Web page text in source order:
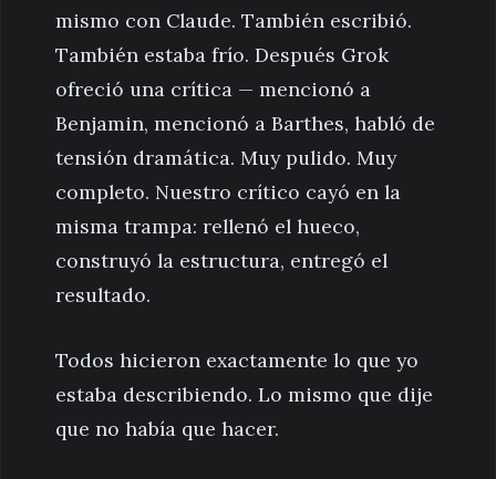
mismo con Claude. También escribió.
También estaba frío. Después Grok
ofreció una crítica — mencionó a
Benjamin, mencionó a Barthes, habló de
tensión dramática. Muy pulido. Muy
completo. Nuestro crítico cayó en la
misma trampa: rellenó el hueco,
construyó la estructura, entregó el
resultado.
Todos hicieron exactamente lo que yo
estaba describiendo. Lo mismo que dije
que no había que hacer.